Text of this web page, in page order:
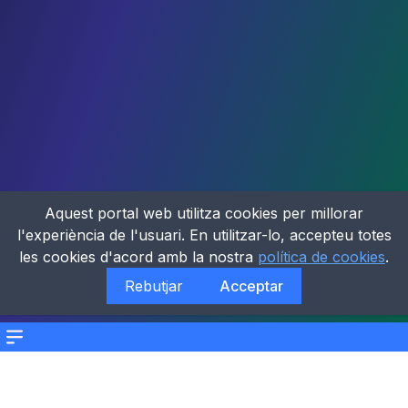
Menu
Aquest portal web utilitza cookies per millorar
l'experiència de l'usuari. En utilitzar-lo, accepteu totes
les cookies d'acord amb la nostra política de cookies.
Rebutjar
Acceptar